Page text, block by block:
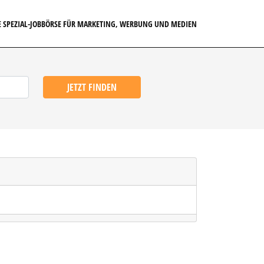
SPEZIAL-JOBBÖRSE FÜR MARKETING, WERBUNG UND MEDIEN
JETZT FINDEN